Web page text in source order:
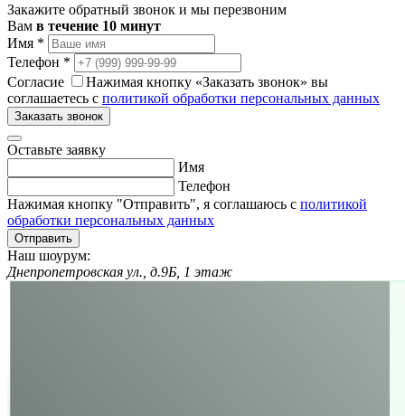
Закажите обратный звонок и мы перезвоним
Вам в течение 10 минут
Имя *
Телефон *
Согласие
Нажимая кнопку «Заказать звонок» вы
соглашаетесь с политикой обработки персональных данных
Заказать звонок
Оставьте заявку
Имя
Телефон
Нажимая кнопку "Отправить", я соглашаюсь с политикой
обработки персональных данных
Отправить
Наш шоурум:
Днепропетровская ул., д.9Б, 1 этаж